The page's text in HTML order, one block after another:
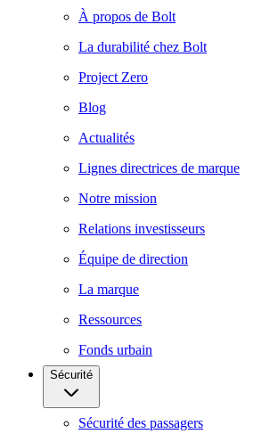
À propos de Bolt
La durabilité chez Bolt
Project Zero
Blog
Actualités
Lignes directrices de marque
Notre mission
Relations investisseurs
Équipe de direction
La marque
Ressources
Fonds urbain
Sécurité
Sécurité des passagers